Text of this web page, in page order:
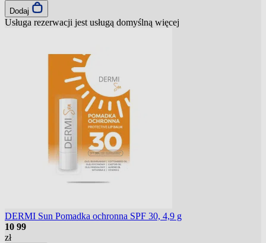
Dodaj
Usługa rezerwacji jest usługą domyślną więcej
DERMI Sun Pomadka ochronna SPF 30, 4,9 g
10 99
zł